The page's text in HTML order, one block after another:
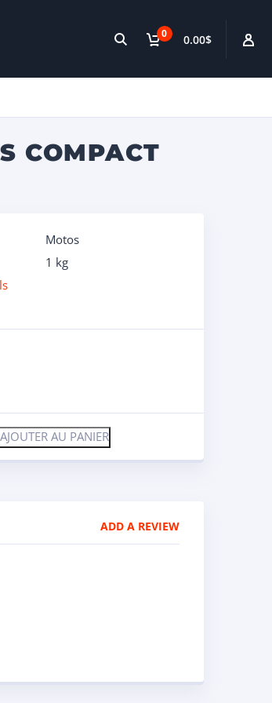
0 0.00$
COMPACT
Motos
1 kg
AJOUTER AU PANIER
ADD A REVIEW